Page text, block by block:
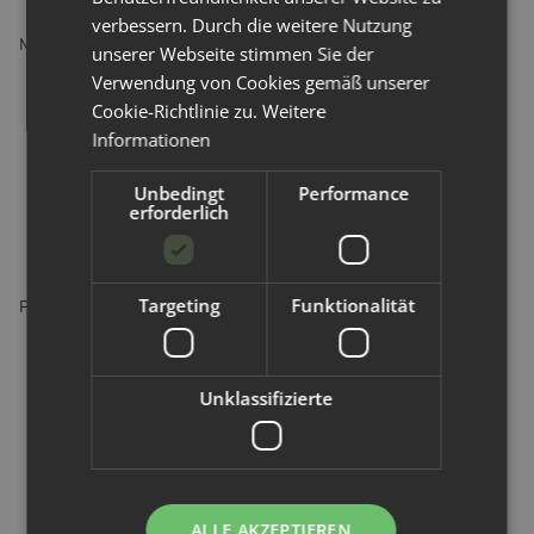
Materialzusammensetzung:
Außenschicht: 100 % Polyester (laminiert mit Polyurethan)
Innenschicht: 100 % Polyester
Saugkern: 85 % Polyester, 15 % Nylon
Pflegehinweise:
Waschbar bei bis zu 60 °C
Nicht chemisch reinigen
Nicht für den Trockner geeignet
verbessern. Durch die weitere Nutzung
unserer Webseite stimmen Sie der
Verwendung von Cookies gemäß unserer
Cookie-Richtlinie zu.Weitere
Informationen
Unbedingt
erforderlich
Performance
Targeting Funktionalität
Unklassifizierte
ALLE AKZEPTIEREN